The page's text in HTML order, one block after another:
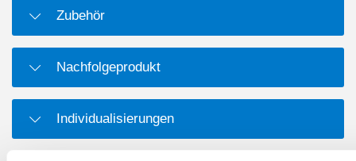
Zubehör
Nachfolgeprodukt
Individualisierungen